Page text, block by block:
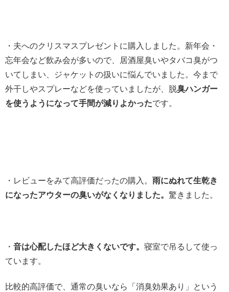
・夫へのクリスマスプレゼントに購入しました。新年会・
忘年会など飲み会が多いので、居酒屋臭いやタバコ臭がつ
いてしまい、ジャケットの扱いに悩んでいました。今まで
外干しやスプレーなどを使っていましたが、脱臭ハンガー
を使うようになって手間が減りよかったです。
・レビューをみて高評価だったの購入。 雨にぬれて生乾き
になったアウターの臭いがなくなりました。 驚きました。
・ 音は心配したほど大きくないです。 寝室で吊るして使っ
ています。
比較的高評価で、通常の臭いなら「消臭効果あり」という